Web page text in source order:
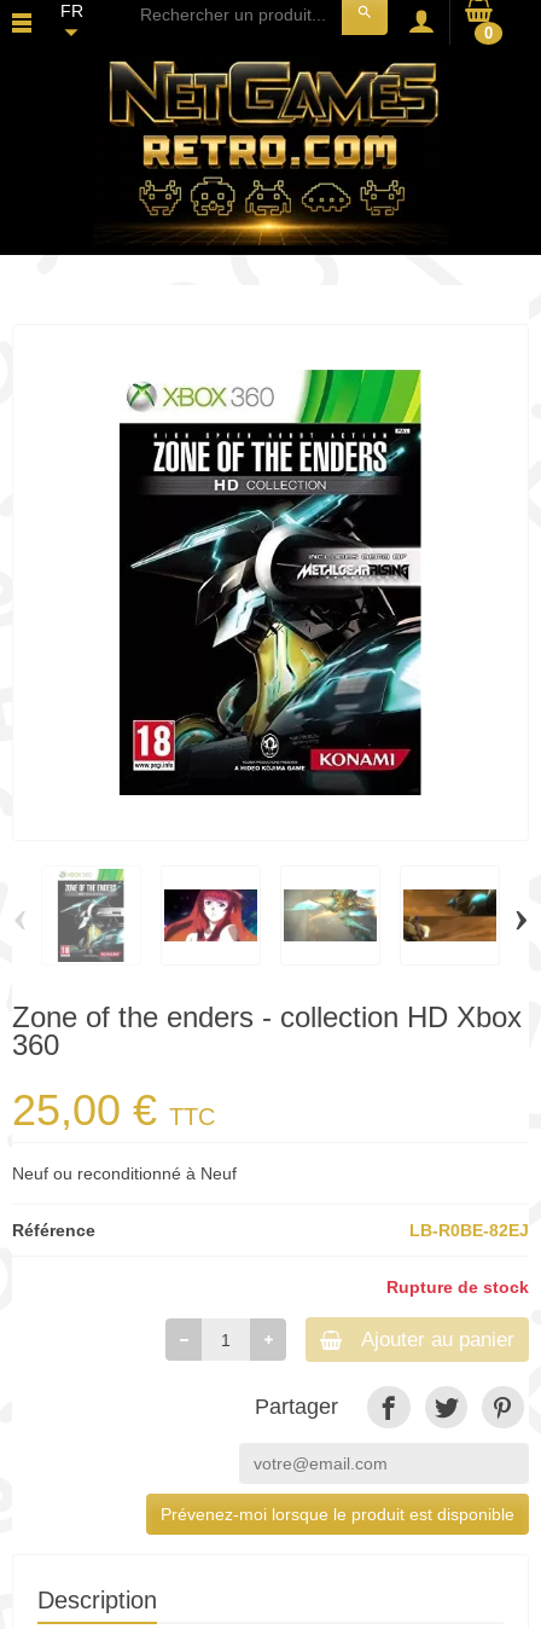
FR
search
0
‹ ›
Zone of the enders - collection HD Xbox
360
25,00 € TTC
Neuf ou reconditionné à Neuf
Référence LB-R0BE-82EJ
Rupture de stock
Ajouter au panier
Partager
Prévenez-moi lorsque le produit est disponible
Description